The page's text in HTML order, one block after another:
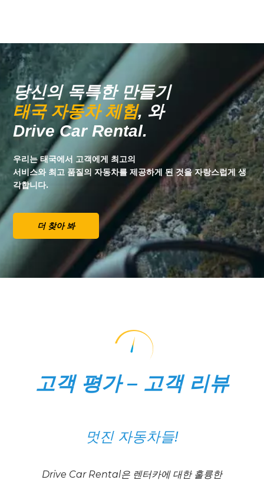
당신의 독특한 만들기
태국 자동차 체험, 와
Drive Car Rental.
우리는 태국에서 고객에게 최고의
서비스와 최고 품질의 자동차를 제공하게 된 것을 자랑스럽게 생
각합니다.
더 찾아 봐
고객 평가 – 고객 리뷰
멋진 자동차들!
Drive Car Rental은 렌터카에 대한 훌륭한